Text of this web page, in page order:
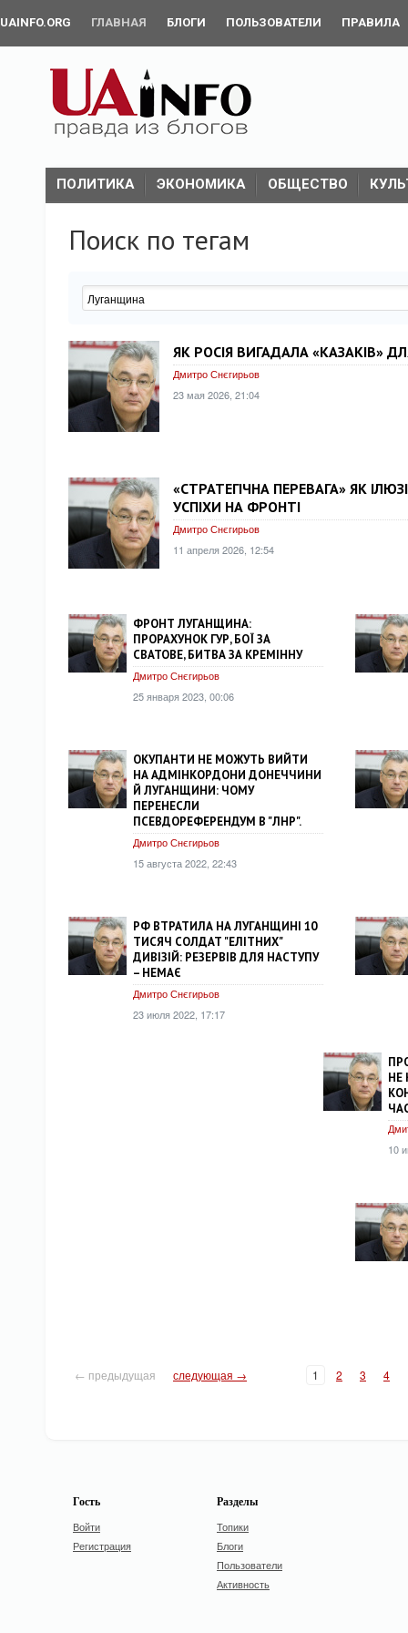
UAINFO.ORG ГЛАВНАЯ БЛОГИ ПОЛЬЗОВАТЕЛИ ПРАВИЛА
ПОЛИТИКА ЭКОНОМИКА ОБЩЕСТВО
Поиск по тегам
ЯК РОСІЯ ВИГАДАЛА «КАЗАКІВ»
Дмитро Снєгирьов
23 мая 2026, 21:04
«СТРАТЕГІЧНА ПЕРЕВАГА» ЯК
УСПІХИ НА ФРОНТІ
Дмитро Снєгирьов
11 апреля 2026, 12:54
ФРОНТ ЛУГАНЩИНА:
ПРОРАХУНОК ГУР, БОЇ ЗА
СВАТОВЕ, БИТВА ЗА КРЕМІННУ
Дмитро Снєгирьов
25 января 2023, 00:06
ОКУПАНТИ НЕ МОЖУТЬ ВИЙТИ
НА АДМІНКОРДОНИ ДОНЕЧЧИНИ
Й ЛУГАНЩИНИ: ЧОМУ
ПЕРЕНЕСЛИ
ПСЕВДОРЕФЕРЕНДУМ В "ЛНР".
Дмитро Снєгирьов
15 августа 2022, 22:43
РФ ВТРАТИЛА НА ЛУГАНЩИНІ 10
ТИСЯЧ СОЛДАТ "ЕЛІТНИХ"
ДИВІЗІЙ: РЕЗЕРВІВ ДЛЯ НАСТУПУ
– НЕМАЄ
Дмитро Снєгирьов
23 июля 2022, 17:17
НЕ
10
← предыдущая следующая → 1 2 3 4
Гость
Войти
Регистрация
Разделы
Топики
Блоги
Пользователи
Активность